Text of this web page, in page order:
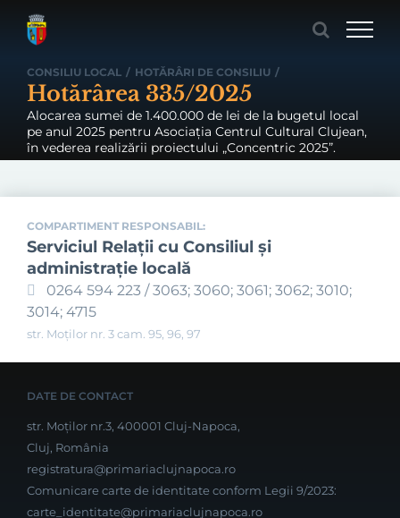
CONSILIU LOCAL / HOTĂRÂRI DE CONSILIU /
Hotărârea 335/2025
Alocarea sumei de 1.400.000 de lei de la bugetul local
pe anul 2025 pentru Asociația Centrul Cultural Clujean,
în vederea realizării proiectului „Concentric 2025”.
COMPARTIMENT RESPONSABIL:
Serviciul Relaţii cu Consiliul şi
administraţie locală
0264 594 223 / 3063; 3060; 3061; 3062; 3010;
3014; 4715
str. Moților nr. 3 cam. 95, 96, 97
DATE DE CONTACT
str. Moților nr.3, 400001 Cluj-Napoca,
Cluj, România
registratura@primariaclujnapoca.ro
Comunicare carte de identitate conform Legii 9/2023:
carte_identitate@primariaclujnapoca.ro